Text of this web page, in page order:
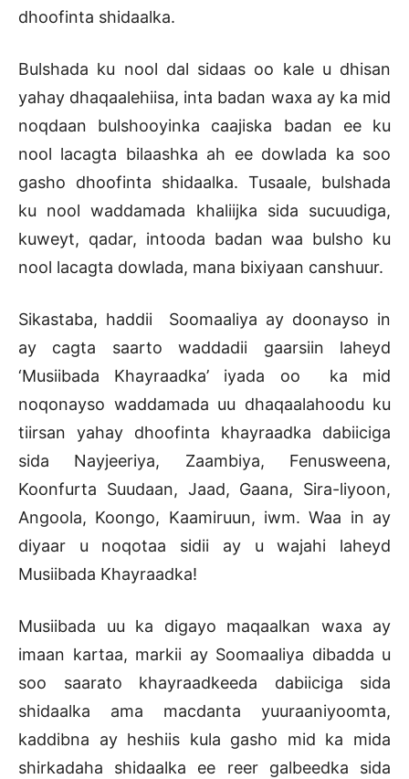
dhoofinta shidaalka.
Bulshada ku nool dal sidaas oo kale u dhisan
yahay dhaqaalehiisa, inta badan waxa ay ka mid
noqdaan bulshooyinka caajiska badan ee ku
nool lacagta bilaashka ah ee dowlada ka soo
gasho dhoofinta shidaalka. Tusaale, bulshada
ku nool waddamada khaliijka sida sucuudiga,
kuweyt, qadar, intooda badan waa bulsho ku
nool lacagta dowlada, mana bixiyaan canshuur.
Sikastaba, haddii Soomaaliya ay doonayso in
ay cagta saarto waddadii gaarsiin laheyd
‘Musiibada Khayraadka’ iyada oo ka mid
noqonayso waddamada uu dhaqaalahoodu ku
tiirsan yahay dhoofinta khayraadka dabiiciga
sida Nayjeeriya, Zaambiya, Fenusweena,
Koonfurta Suudaan, Jaad, Gaana, Sira-liyoon,
Angoola, Koongo, Kaamiruun, iwm. Waa in ay
diyaar u noqotaa sidii ay u wajahi laheyd
Musiibada Khayraadka!
Musiibada uu ka digayo maqaalkan waxa ay
imaan kartaa, markii ay Soomaaliya dibadda u
soo saarato khayraadkeeda dabiiciga sida
shidaalka ama macdanta yuuraaniyoomta,
kaddibna ay heshiis kula gasho mid ka mida
shirkadaha shidaalka ee reer galbeedka sida